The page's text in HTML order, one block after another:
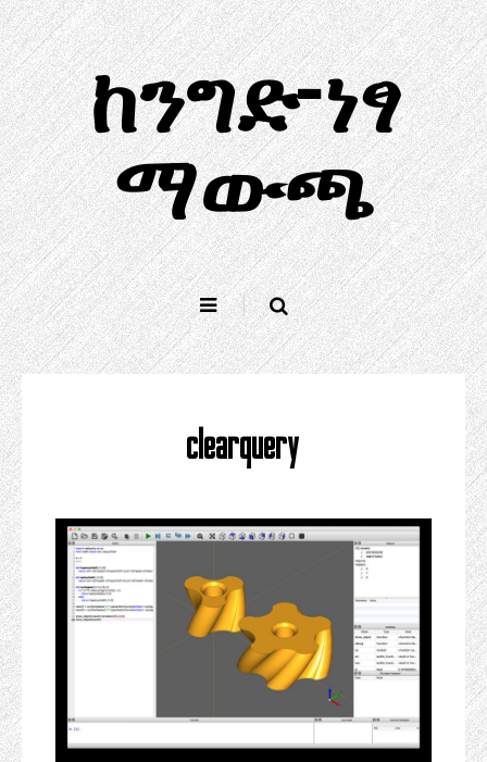
ወደ
ይዘት
ዝለል
ከንግድ-ነፃ
ማውጫ
clearquery